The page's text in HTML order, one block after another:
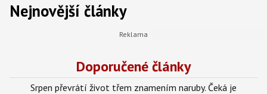
Nejnovější články
Doporučené články
Srpen převrátí život třem znamením naruby. Čeká je